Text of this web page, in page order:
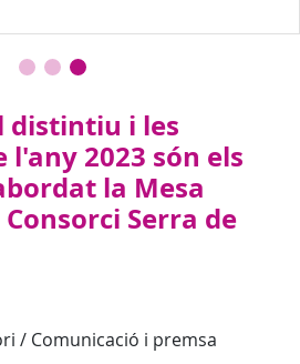
distintiu i les
l'any 2023 són els
la Mesa
Serra de
/ Comunicació i premsa